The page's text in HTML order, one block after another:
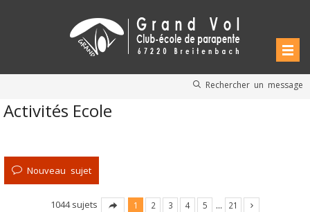
Rechercher un message
Activités Ecole
Nouveau sujet
1044 sujets 1 2 3 4 5 … 21